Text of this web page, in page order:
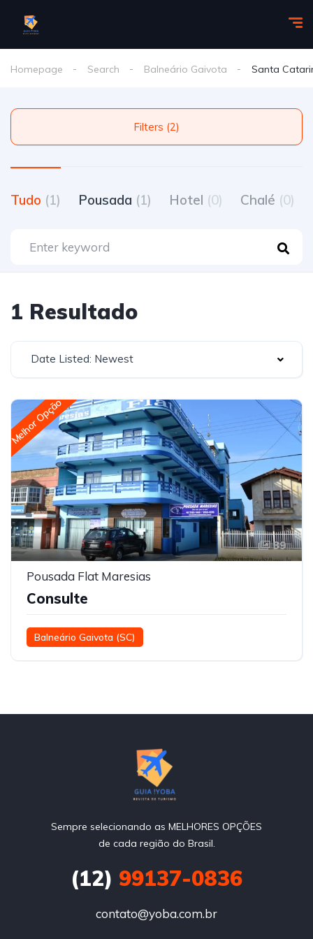
Homepage Search Balneário Gaivota Santa
Filters (2)
Tudo (1) Pousada (1) Hotel (0) Chalé (0)
1 Resultado
Date Listed: Newest
Melhor Opção
39
Pousada Flat Maresias
Consulte
Balneário Gaivota (SC)
Sempre selecionando as MELHORES OPÇÕES
de cada região do Brasil.
(12) 99137-0836
contato@yoba.com.br